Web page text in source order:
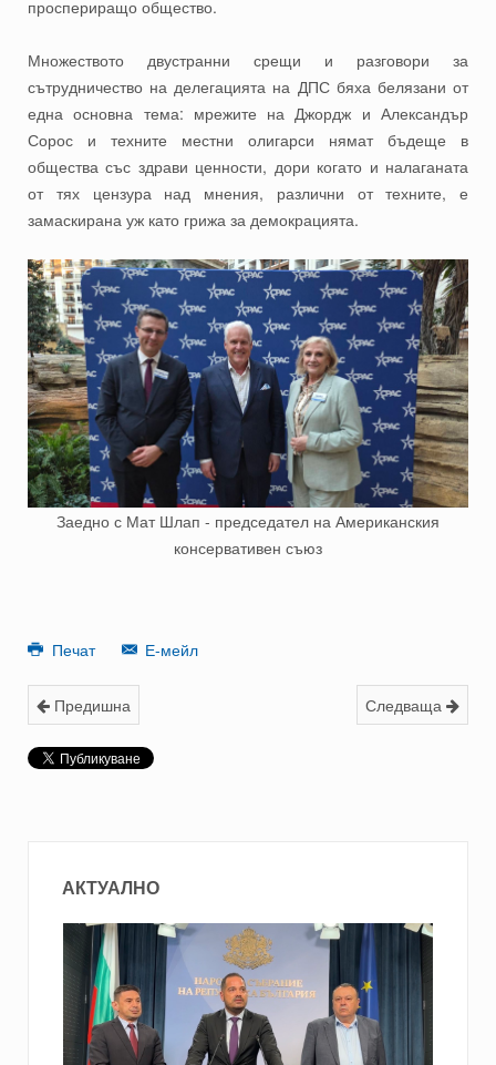
проспериращо общество.
Множеството двустранни срещи и разговори за
сътрудничество на делегацията на ДПС бяха белязани от
една основна тема: мрежите на Джордж и Александър
Сорос и техните местни олигарси нямат бъдеще в
общества със здрави ценности, дори когато и налаганата
от тях цензура над мнения, различни от техните, е
замаскирана уж като грижа за демокрацията.
Заедно с Мат Шлап - председател на Американския
консервативен съюз
Печат Е-мейл
Предишна Следваща
АКТУАЛНО